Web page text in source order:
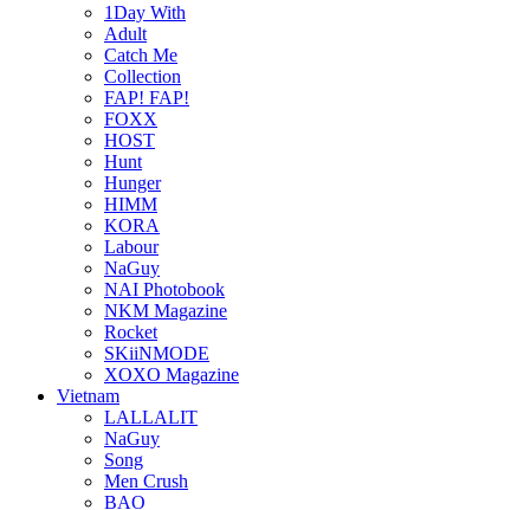
1Day With
Adult
Catch Me
Collection
FAP! FAP!
FOXX
HOST
Hunt
Hunger
HIMM
KORA
Labour
NaGuy
NAI Photobook
NKM Magazine
Rocket
SKiiNMODE
XOXO Magazine
Vietnam
LALLALIT
NaGuy
Song
Men Crush
BAO